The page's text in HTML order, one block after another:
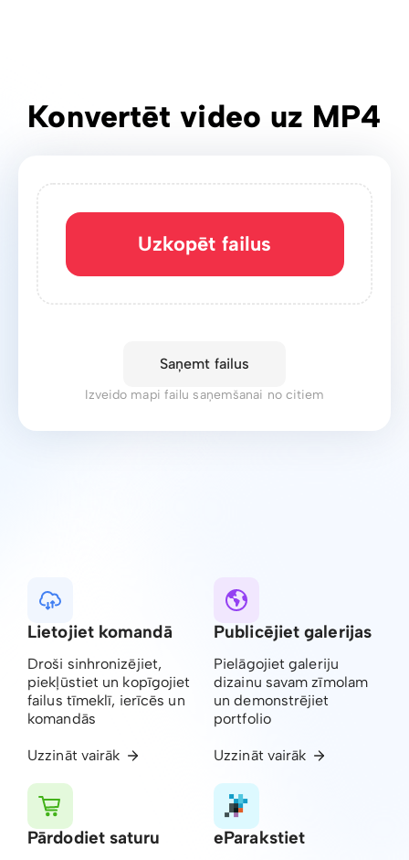
Konvertēt video uz MP4
Uzkopēt failus
Saņemt failus
Izveido mapi failu saņemšanai no citiem
Lietojiet komandā
Droši sinhronizējiet,
piekļūstiet un kopīgojiet
failus tīmeklī, ierīcēs un
komandās
Uzzināt vairāk
Publicējiet galerijas
Pielāgojiet galeriju
dizainu savam zīmolam
un demonstrējiet
portfolio
Uzzināt vairāk
Pārdodiet saturu eParakstiet